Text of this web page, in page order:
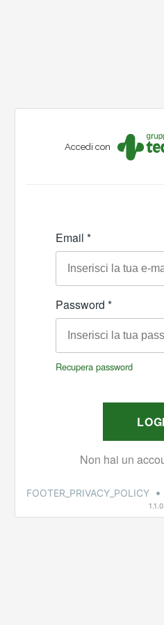
Accedi con
FOOTER_PRIVACY_POLICY •
1.1.0